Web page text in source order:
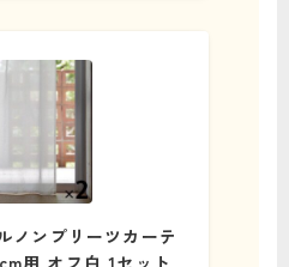
ノンプリーツカーテ